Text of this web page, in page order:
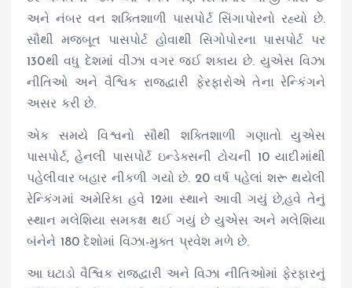
અને નંબર વન શક્તિશાળી પાસપોર્ટ સિંગાપોરનો રહ્યો છે.
સૌથી મજબૂત પાસપોર્ટ હોવાથી સિગોપોરના પાસપોર્ટ પર
130થી વધુ દેશમાં વીઝા વગર જઈ શકાય છે. યુએસ વિઝા
નીતિઓ અને વૈશ્વિક રાજદ્વારી ફેરફારોએ તેના રેન્કિંગને
અસર કરી છે.
એક સમયે વિશ્વનો સૌથી શક્તિશાળી ગણાતો યુએસ
પાસપોર્ટ, હેનલી પાસપોર્ટ ઇન્ડેક્સની ટોચની 10 યાદીમાંથી
પહેલીવાર બહાર નીકળી ગયો છે. 20 વર્ષ પહેલાં શરૂ થયેલી
રેન્કિંગમાં અમેરિકા હવે 12મા સ્થાને આવી ગયું છે,હવે તેનું
સ્થાન મલેશિયા સમકક્ષ થઈ ગયું છે યુએસ અને મલેશિયા
બંનેને 180 દેશોમાં વિઝા-મુક્ત પ્રવેશ મળે છે.
આ ઘટાડો વૈશ્વિક રાજદ્વારી અને વિઝા નીતિઓમાં ફેરફારનું